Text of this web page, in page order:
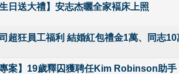
生日送大禮】安志杰曬全家褔床上照
- 0 out of 5 in Average
12 345
超狂員工福利 結婚紅包禮金1萬、同志10
- 0 out of 5 in Average
12345
專案】19歲釋囚獲聘任Kim Robinson助